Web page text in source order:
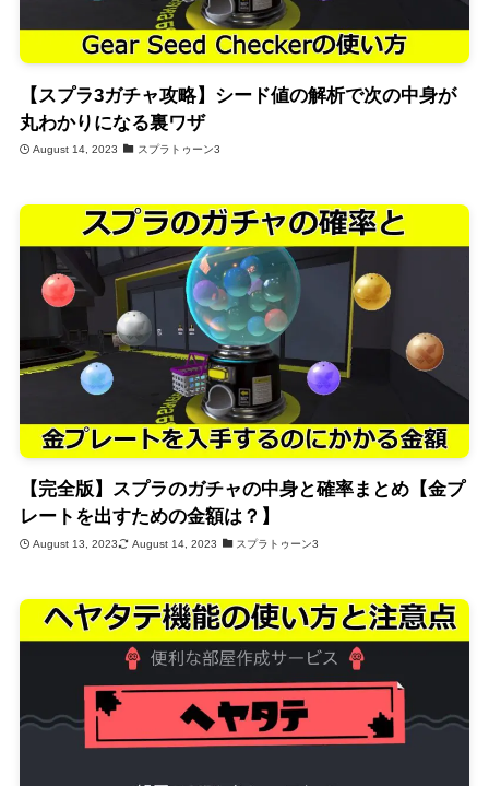
【スプラ3ガチャ攻略】シード値の解析で次の中身が
丸わかりになる裏ワザ
August 14, 2023 スプラトゥーン3
【完全版】スプラのガチャの中身と確率まとめ【金プ
レートを出すための金額は？】
August 13, 2023 August 14, 2023 スプラトゥーン3